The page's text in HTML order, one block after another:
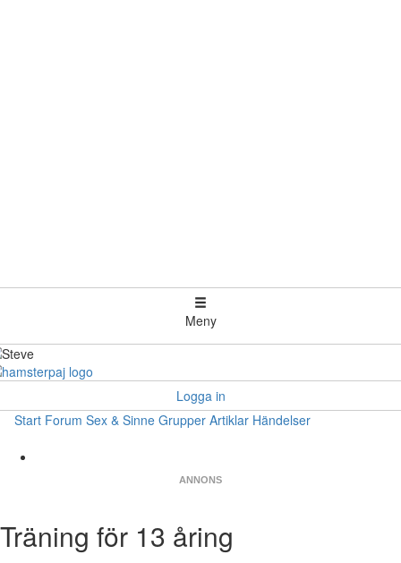
Meny
Logga in
Start Forum Sex & Sinne Grupper Artiklar Händelser
ANNONS
Träning för 13 åring